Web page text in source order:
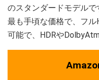
のスタンダードモデル
最も手頃な価格で、フ
可能で、HDRや